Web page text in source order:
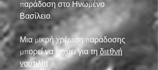
παράδοση στο Ηνωμένο
Βασίλειο.
Μια μικρή χρέωση παράδοσης
μπορεί να ισχύει για τηδιεθνή
ναυτιλία .